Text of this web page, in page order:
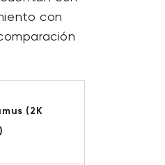
con
(2K